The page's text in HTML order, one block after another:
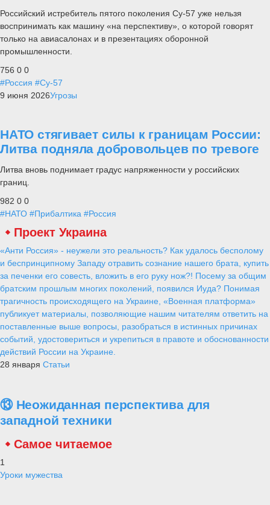
Российский истребитель пятого поколения Су-57 уже нельзя
воспринимать как машину «на перспективу», о которой говорят
только на авиасалонах и в презентациях оборонной
промышленности.
756 0 0
#Россия #Су-57
9 июня 2026Угрозы
НАТО стягивает силы к границам России:
Литва подняла добровольцев по тревоге
Литва вновь поднимает градус напряженности у российских
границ.
982 0 0
#НАТО #Прибалтика #Россия
Проект Украина
«Анти Россия» - неужели это реальность? Как удалось бесполому
и беспринципному Западу отравить сознание нашего брата, купить
за печенки его совесть, вложить в его руку нож?! Посему за общим
братским прошлым многих поколений, появился Иуда? Понимая
трагичность происходящего на Украине, «Военная платформа»
публикует материалы, позволяющие нашим читателям ответить на
поставленные выше вопросы, разобраться в истинных причинах
событий, удостовериться и укрепиться в правоте и обоснованности
действий России на Украине.
28 января Статьи
⑬ Неожиданная перспектива для
западной техники
Самое читаемое
1
Уроки мужества